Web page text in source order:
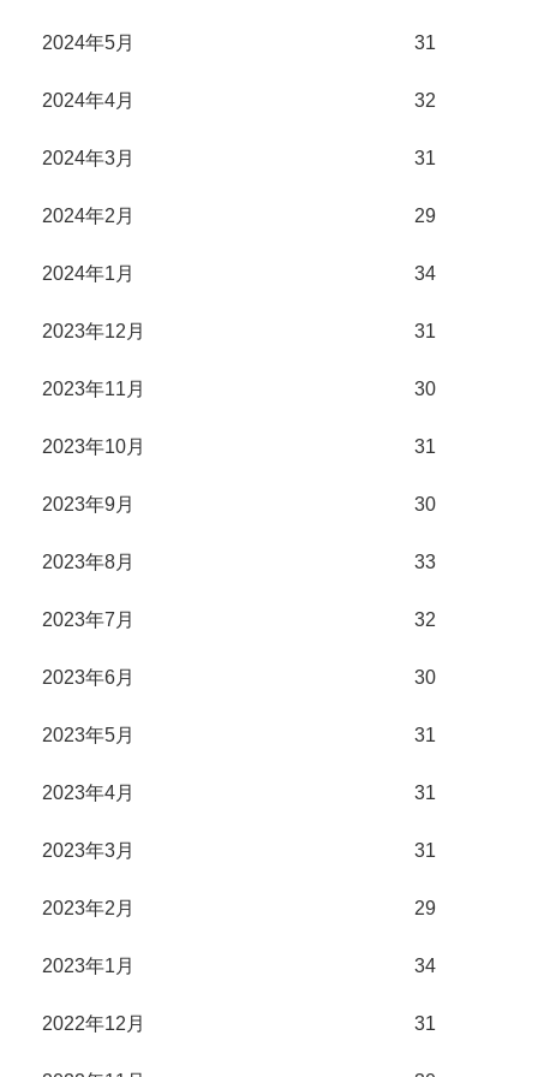
2024年5月 31
2024年4月 32
2024年3月 31
2024年2月 29
2024年1月 34
2023年12月 31
2023年11月 30
2023年10月 31
2023年9月 30
2023年8月 33
2023年7月 32
2023年6月 30
2023年5月 31
2023年4月 31
2023年3月 31
2023年2月 29
2023年1月 34
2022年12月 31